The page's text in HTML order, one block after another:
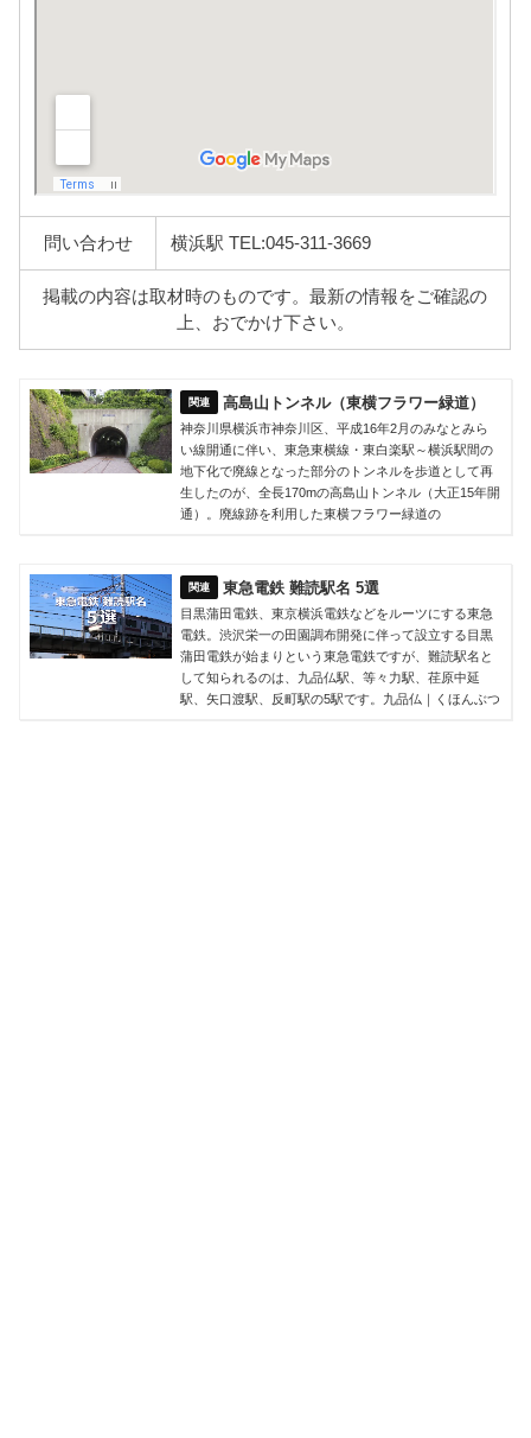
問い合わせ 横浜駅 TEL:045-311-3669
掲載の内容は取材時のものです。最新の情報をご確認の
上、おでかけ下さい。
高島山トンネル（東横フラワー緑道）
神奈川県横浜市神奈川区、平成16年2月のみなとみら
い線開通に伴い、東急東横線・東白楽駅～横浜駅間の
地下化で廃線となった部分のトンネルを歩道として再
生したのが、全長170mの高島山トンネル（大正15年開
通）。廃線跡を利用した東横フラワー緑道の
東急電鉄 難読駅名 5選
目黒蒲田電鉄、東京横浜電鉄などをルーツにする東急
電鉄。渋沢栄一の田園調布開発に伴って設立する目黒
蒲田電鉄が始まりという東急電鉄ですが、難読駅名と
して知られるのは、九品仏駅、等々力駅、荏原中延
駅、矢口渡駅、反町駅の5駅です。九品仏｜くほんぶつ